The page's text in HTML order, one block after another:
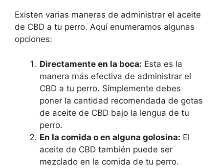
Existen varias maneras de administrar el aceite
de CBD a tu perro. Aquí enumeramos algunas
opciones:
Directamente en la boca: Esta es la
manera más efectiva de administrar el
CBD a tu perro. Simplemente debes
poner la cantidad recomendada de gotas
de aceite de CBD bajo la lengua de tu
perro.
En la comida o en alguna golosina: El
aceite de CBD también puede ser
mezclado en la comida de tu perro.